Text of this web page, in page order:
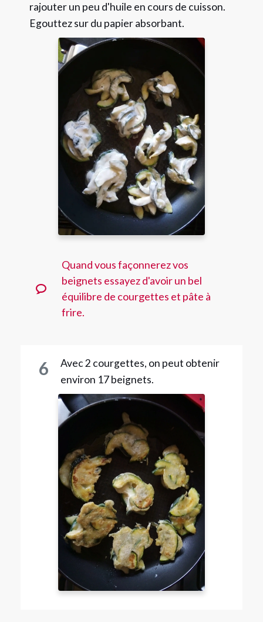
rajouter un peu d'huile en cours de cuisson.
Egouttez sur du papier absorbant.
Quand vous façonnerez vos
beignets essayez d'avoir un bel
équilibre de courgettes et pâte à
frire.
6
Avec 2 courgettes, on peut obtenir
environ 17 beignets.